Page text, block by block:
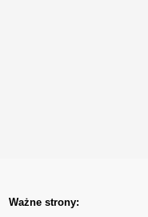
Ważne strony: